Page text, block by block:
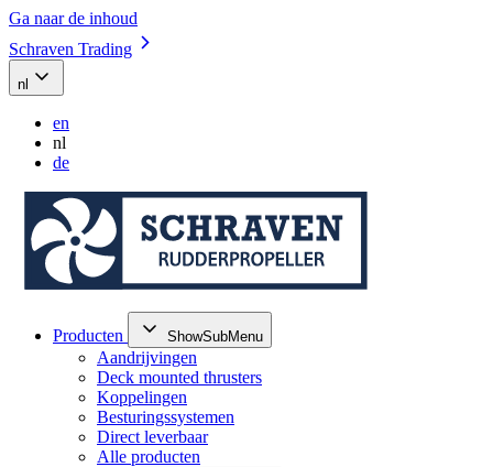
Ga naar de inhoud
Schraven Trading
nl
en
nl
de
Producten ShowSubMenu
Aandrijvingen
Deck mounted thrusters
Koppelingen
Besturingssystemen
Direct leverbaar
Alle producten